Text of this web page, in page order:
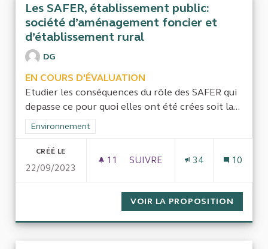
Les SAFER, établissement public:
société d’aménagement foncier et
d’établissement rural
DG
EN COURS D'ÉVALUATION
Etudier les conséquences du rôle des SAFER qui
depasse ce pour quoi elles ont été crées soit la...
Filtrer les résultats de la catégorie : Environnement
Environnement
CRÉÉ LE
22/09/2023
11 11 ABONNÉS
SUIVRE
34 10
VOIR LA PROPOSITION